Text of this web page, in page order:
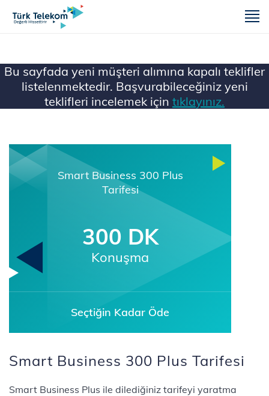
Bu sayfada yeni müşteri alımına kapalı teklifler
listelenmektedir. Başvurabileceğiniz yeni
teklifleri incelemek için tıklayınız.
Ana Sayfa Mobil
Smart Business 300 Plus
Tarifesi
300 DK
Konuşma
Seçtiğin Kadar Öde
Smart Business 300 Plus Tarifesi
Smart Business Plus ile dilediğiniz tarifeyi yaratma